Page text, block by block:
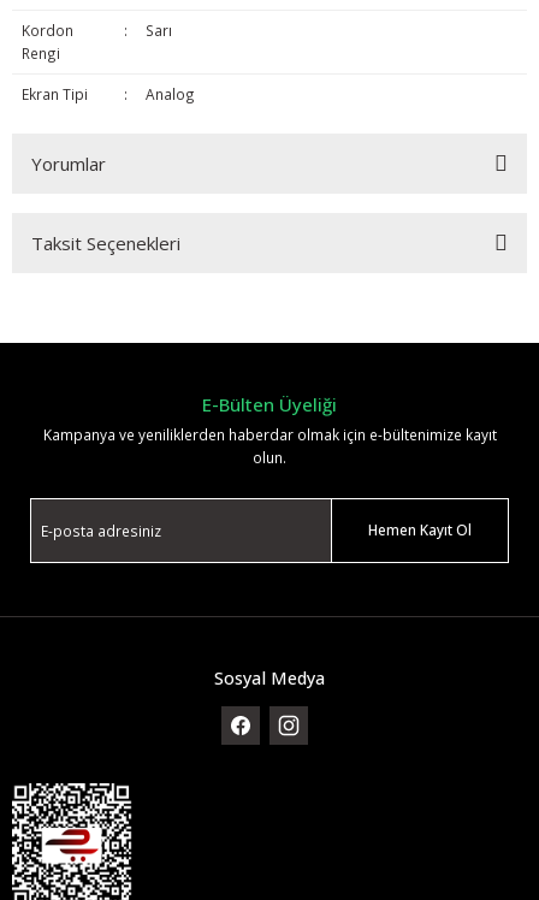
Kordon
Rengi
: Sarı
Ekran Tipi : Analog
Yorumlar
Taksit Seçenekleri
E-Bülten Üyeliği
Kampanya ve yeniliklerden haberdar olmak için e-bültenimize kayıt
olun.
Hemen Kayıt Ol
Sosyal Medya